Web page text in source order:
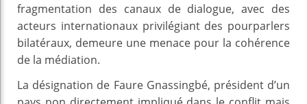
fragmentation des canaux de dialogue, avec des
acteurs internationaux privilégiant des pourparlers
bilatéraux, demeure une menace pour la cohérence
de la médiation.
La désignation de Faure Gnassingbé, président d’un